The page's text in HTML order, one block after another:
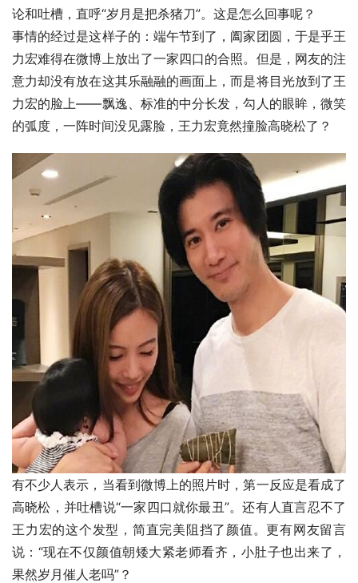
论和吐槽，直呼“岁月是把杀猪刀”。这是怎么回事呢？
事情的经过是这样子的：端午节到了，阖家团圆，于是乎王
力宏难得在微博上放出了一家四口的合照。但是，网友的注
意力却没有放在这其乐融融的画面上，而是将目光放到了王
力宏的脸上——飘逸、标准的中分长发，勾人的眼眸，微笑
的弧度，一阵时间没见露脸，王力宏竟然撞脸高晓松了？
有不少人表示，当看到微博上的照片时，第一反应是看成了
高晓松，并吐槽说“一家四口就你最丑”。还有人直言忍不了
王力宏的这个发型，简直完美阻挡了颜值。更有网友留言
说：“现在不仅颜值朝矮大紧老师看齐，小肚子也出来了，
果然岁月催人老吗”？